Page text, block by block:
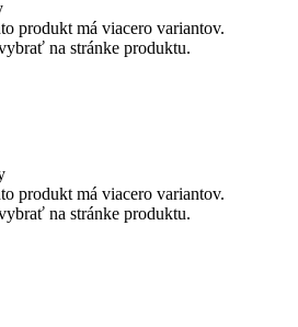
produkt má viacero variantov.
na stránke produktu.
produkt má viacero variantov.
na stránke produktu.